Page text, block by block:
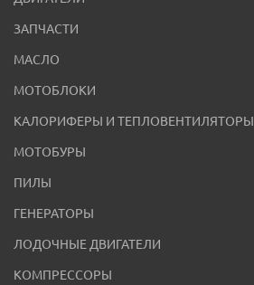
ЗАПЧАСТИ
МАСЛО
МОТОБЛОКИ
КАЛОРИФЕРЫ И ТЕПЛОВЕНТИЛЯТОРЫ
МОТОБУРЫ
ПИЛЫ
ГЕНЕРАТОРЫ
ЛОДОЧНЫЕ ДВИГАТЕЛИ
КОМПРЕССОРЫ